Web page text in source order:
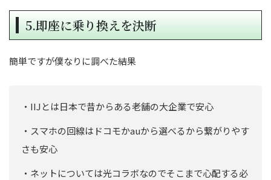
5.即座に乗り換えを決断
簡単ですが僕なりに調べた結果
・IIJとは日本で昔からある老舗の大企業で安心
・スマホの回線はドコモかauから選べるから繋がりやす
さも安心
・ネットについては光コラボなのでそこまで心配する必